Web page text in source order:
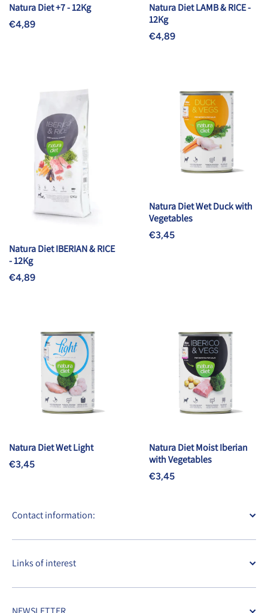
Natura Diet +7 - 12Kg
€4,89
Natura Diet LAMB & RICE -
12Kg
€4,89
Natura Diet IBERIAN & RICE
- 12Kg
€4,89
Natura Diet Wet Duck with
Vegetables
€3,45
Natura Diet Wet Light
€3,45
Natura Diet Moist Iberian
with Vegetables
€3,45
Contact information:
Links of interest